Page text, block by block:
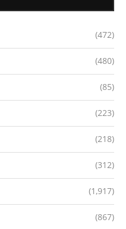
(472)
(480)
(85)
(223)
(218)
(312)
(1,917)
(867)